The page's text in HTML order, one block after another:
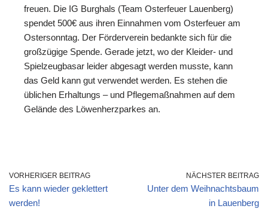
freuen. Die IG Burghals (Team Osterfeuer Lauenberg)
spendet 500€ aus ihren Einnahmen vom Osterfeuer am
Ostersonntag. Der Förderverein bedankte sich für die
großzügige Spende. Gerade jetzt, wo der Kleider- und
Spielzeugbasar leider abgesagt werden musste, kann
das Geld kann gut verwendet werden. Es stehen die
üblichen Erhaltungs – und Pflegemaßnahmen auf dem
Gelände des Löwenherzparkes an.
VORHERIGER BEITRAG
Es kann wieder geklettert
werden!
NÄCHSTER BEITRAG
Unter dem Weihnachtsbaum
in Lauenberg